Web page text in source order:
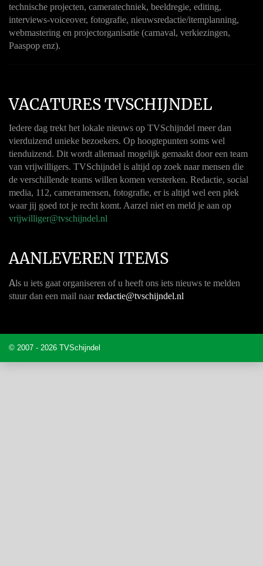
technische projecten, cameratechniek, beeldregie, editing,
interviews-voiceover, fotografie, nieuwsredactie/itemplanning,
webmastering en projectorganisatie (carnaval, verkiezingen,
Paaspop enz).
VACATURES TVSCHIJNDEL
Iedere dag trekt het lokale nieuws op TVSchijndel meer dan
vierduizend unieke bezoekers. Op hoogtepunten soms wel
tienduizend. Dit wordt allemaal mogelijk gemaakt door een team
van vrijwilligers. TVSchijndel is altijd op zoek naar mensen die
de verschillende teams willen komen versterken. Redactie, social
media, 112, cameramensen, fotografie, er is altijd wel een plek
waar jij goed tot je recht komt. Aarzel niet en meld je aan op
vrijwilliger@tvschijndel.nl
AANLEVEREN ITEMS
Als u iets gaat organiseren of u heeft ons iets nieuws te melden
stuur dan een mail naar redactie@tvschijndel.nl
© 2007 - 2026 TVSchijndel